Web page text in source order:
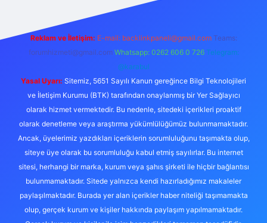
Reklam ve İletişim: E-mail: backlinkpaneli@gmail.com Teams:
forumhizmeti@gmail.com Whatsapp: 0262 606 0 726 Telegram:
@karabul
Yasal Uyarı: Sitemiz, 5651 Sayılı Kanun gereğince Bilgi Teknolojileri
ve İletişim Kurumu (BTK) tarafından onaylanmış bir Yer Sağlayıcı
olarak hizmet vermektedir. Bu nedenle, sitedeki içerikleri proaktif
olarak denetleme veya araştırma yükümlülüğümüz bulunmamaktadır.
Ancak, üyelerimiz yazdıkları içeriklerin sorumluluğunu taşımakta olup,
siteye üye olarak bu sorumluluğu kabul etmiş sayılırlar. Bu internet
sitesi, herhangi bir marka, kurum veya şahıs şirketi ile hiçbir bağlantısı
bulunmamaktadır. Sitede yalnızca kendi hazırladığımız makaleler
paylaşılmaktadır. Burada yer alan içerikler haber niteliği taşımamakta
olup, gerçek kurum ve kişiler hakkında paylaşım yapılmamaktadır.